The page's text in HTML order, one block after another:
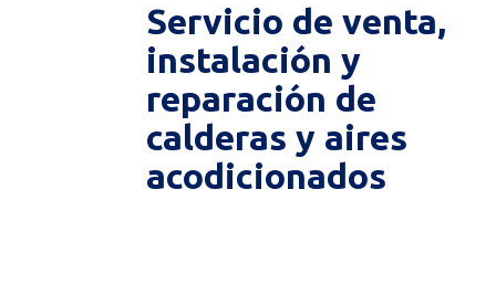
Servicio de venta,
instalación y
reparación de
calderas y aires
acodicionados